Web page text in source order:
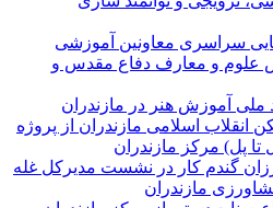
سراسری معاونین آموزشی
علوم و معارف دفاع مقدس و
ملی آموزش هنر در مازندران
انقلاب اسلامی مازندران از پروژه
پل) مرکز مازندران
گندم کار در نشست مدیرکل غله
مازندران